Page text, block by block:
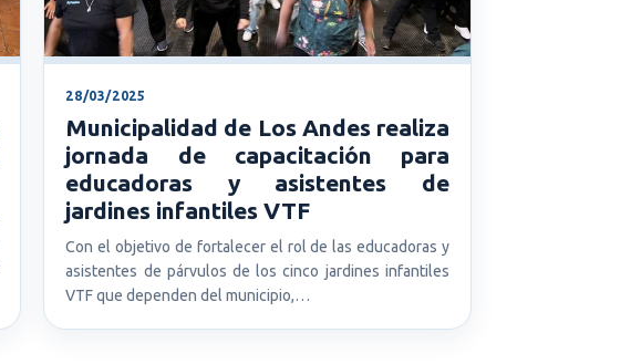
28/03/2025
Municipalidad de Los Andes realiza
jornada de capacitación para
educadoras y asistentes de
jardines infantiles VTF
Con el objetivo de fortalecer el rol de las educadoras y
asistentes de párvulos de los cinco jardines infantiles
VTF que dependen del municipio,…